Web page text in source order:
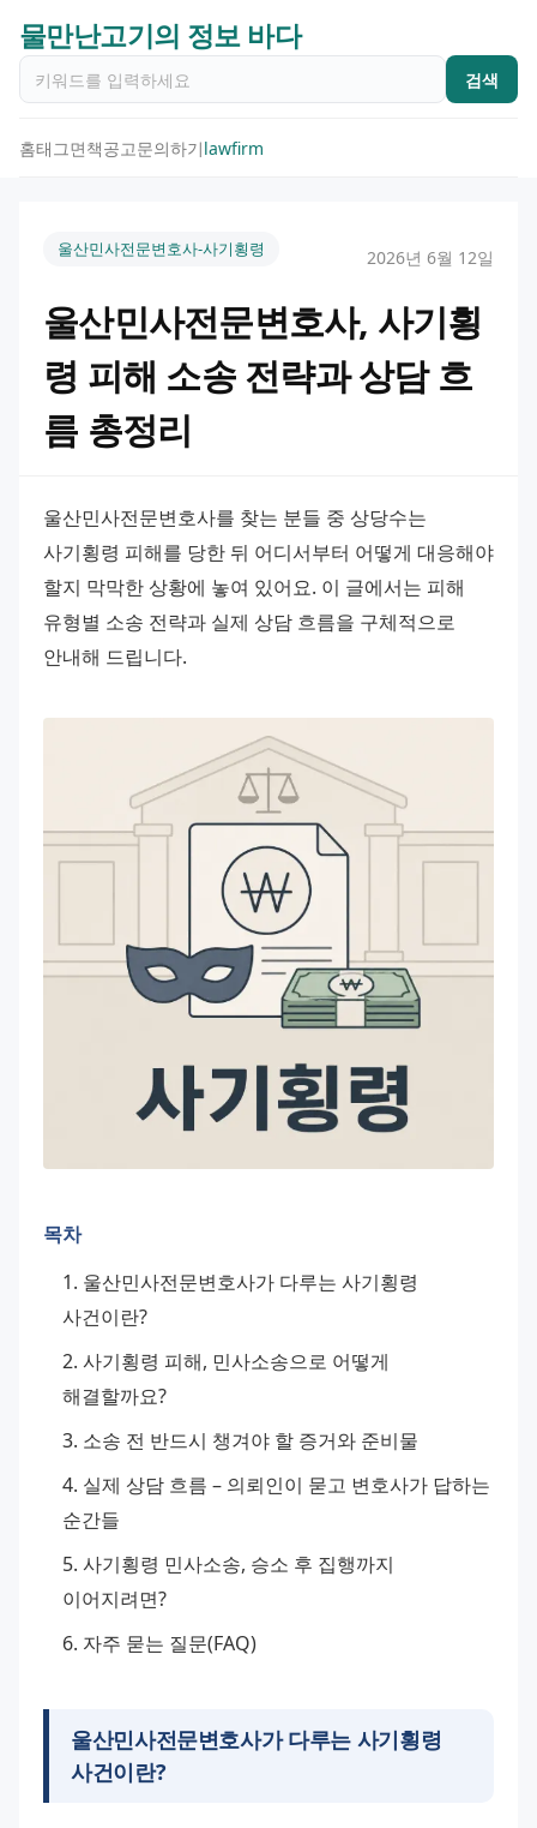
물만난고기의 정보 바다
검색
홈태그면책공고문의하기lawfirm
울산민사전문변호사-사기횡령 2026년 6월 12일
울산민사전문변호사, 사기횡
령 피해 소송 전략과 상담 흐
름 총정리
울산민사전문변호사를 찾는 분들 중 상당수는
사기횡령 피해를 당한 뒤 어디서부터 어떻게 대응해야
할지 막막한 상황에 놓여 있어요. 이 글에서는 피해
유형별 소송 전략과 실제 상담 흐름을 구체적으로
안내해 드립니다.
목차
울산민사전문변호사가 다루는 사기횡령
사건이란?
사기횡령 피해, 민사소송으로 어떻게
해결할까요?
소송 전 반드시 챙겨야 할 증거와 준비물
실제 상담 흐름 – 의뢰인이 묻고 변호사가 답하는
순간들
사기횡령 민사소송, 승소 후 집행까지
이어지려면?
자주 묻는 질문(FAQ)
울산민사전문변호사가 다루는 사기횡령
사건이란?